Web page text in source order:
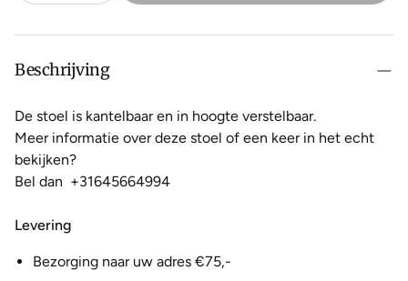
Beschrijving
De stoel is kantelbaar en in hoogte verstelbaar.
Meer informatie over deze stoel of een keer in het echt
bekijken?
Bel dan +31645664994
Levering
Bezorging naar uw adres €75,-